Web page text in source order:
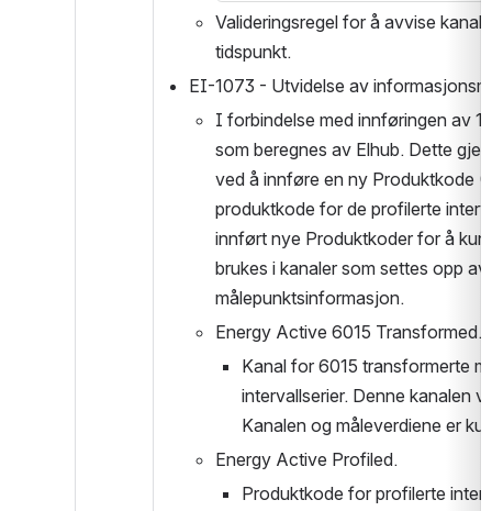
Valideringsregel for å avvise
tidspunkt.
EI-1073 - Utvidelse av
I forbindelse med innføringen av
som beregnes av Elhub. Dette
ved å innføre en ny Produktkode
produktkode for de profilerte
innført nye Produktkoder for å
brukes i kanaler som settes opp
målepunktsinformasjon.
Energy Active 6015 Transformed.
Kanal for 6015 transformerte
intervallserier. Denne kanalen
Kanalen og måleverdiene er
Energy Active Profiled.
Produktkode for profilerte